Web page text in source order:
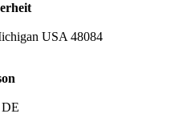
USA 48084
DE